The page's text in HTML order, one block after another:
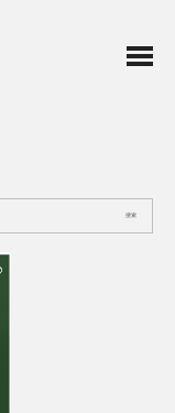
搜索